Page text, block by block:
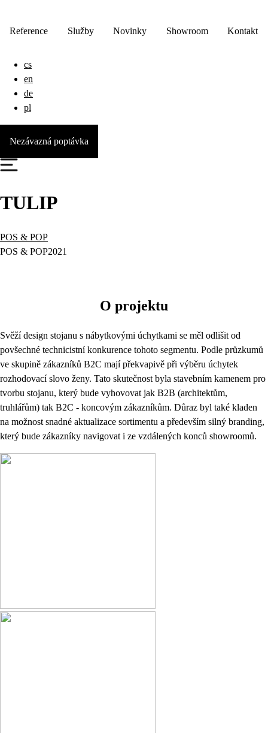
Reference Služby Novinky Showroom Kontakt
cs
en
de
pl
Nezávazná poptávka
TULIP
POS & POP
POS & POP2021
O projektu
Svěží design stojanu s nábytkovými úchytkami se měl odlišit od
povšechné technicistní konkurence tohoto segmentu. Podle průzkumů
ve skupině zákazníků B2C mají překvapivě při výběru úchytek
rozhodovací slovo ženy. Tato skutečnost byla stavebním kamenem pro
tvorbu stojanu, který bude vyhovovat jak B2B (architektům,
truhlářům) tak B2C - koncovým zákazníkům. Důraz byl také kladen
na možnost snadné aktualizace sortimentu a především silný branding,
který bude zákazníky navigovat i ze vzdálených konců showroomů.